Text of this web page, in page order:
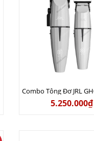
5.250.000₫